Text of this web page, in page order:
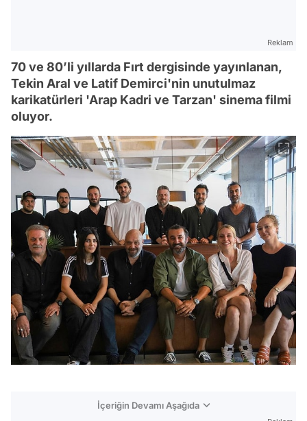
Reklam
70 ve 80’li yıllarda Fırt dergisinde yayınlanan,
Tekin Aral ve Latif Demirci'nin unutulmaz
karikatürleri 'Arap Kadri ve Tarzan' sinema filmi
oluyor.
İçeriğin Devamı Aşağıda